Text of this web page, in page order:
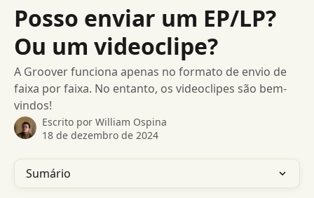
Posso enviar um EP/LP?
Ou um videoclipe?
A Groover funciona apenas no formato de envio de
faixa por faixa. No entanto, os videoclipes são bem-
vindos!
Escrito por William Ospina
18 de dezembro de 2024
Sumário